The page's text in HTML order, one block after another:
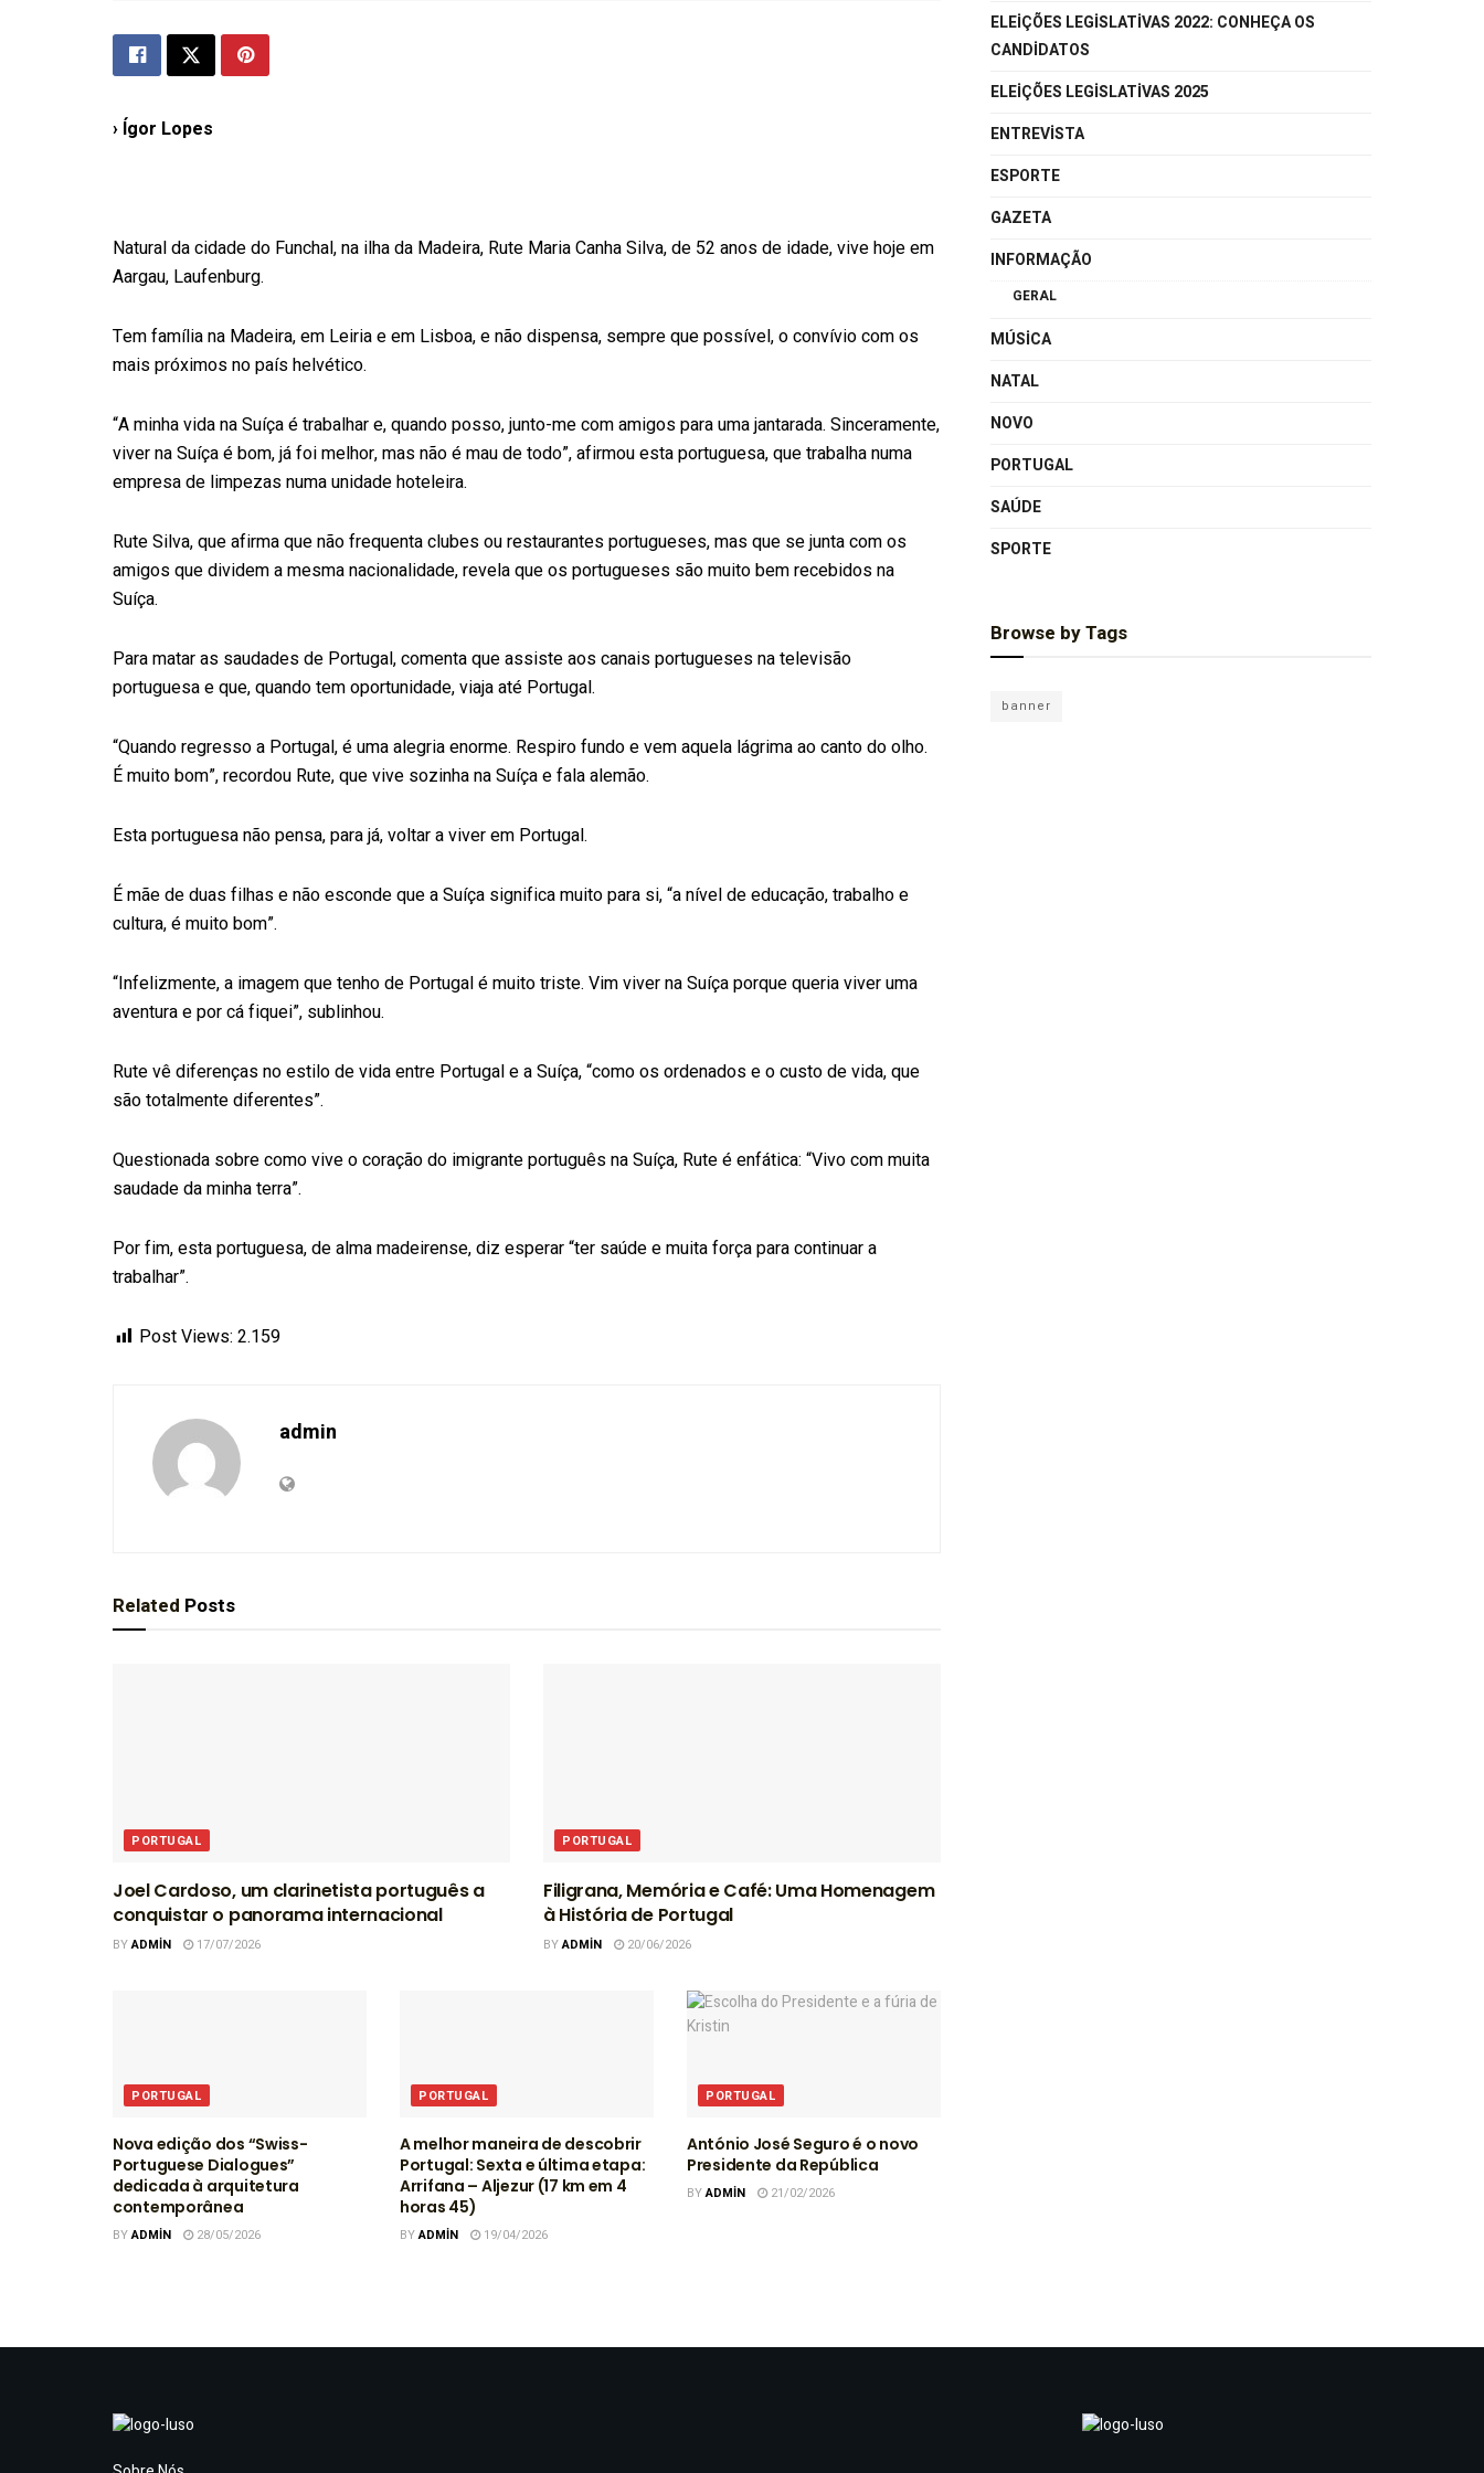
› Ígor Lopes
Natural da cidade do Funchal, na ilha da Madeira, Rute Maria Canha Silva, de 52 anos de idade, vive hoje em
Aargau, Laufenburg.
Tem família na Madeira, em Leiria e em Lisboa, e não dispensa, sempre que possível, o convívio com os
mais próximos no país helvético.
“A minha vida na Suíça é trabalhar e, quando posso, junto-me com amigos para uma jantarada. Sinceramente,
viver na Suíça é bom, já foi melhor, mas não é mau de todo”, afirmou esta portuguesa, que trabalha numa
empresa de limpezas numa unidade hoteleira.
Rute Silva, que afirma que não frequenta clubes ou restaurantes portugueses, mas que se junta com os
amigos que dividem a mesma nacionalidade, revela que os portugueses são muito bem recebidos na
Suíça.
Para matar as saudades de Portugal, comenta que assiste aos canais portugueses na televisão
portuguesa e que, quando tem oportunidade, viaja até Portugal.
“Quando regresso a Portugal, é uma alegria enorme. Respiro fundo e vem aquela lágrima ao canto do olho.
É muito bom”, recordou Rute, que vive sozinha na Suíça e fala alemão.
Esta portuguesa não pensa, para já, voltar a viver em Portugal.
É mãe de duas filhas e não esconde que a Suíça significa muito para si, “a nível de educação, trabalho e
cultura, é muito bom”.
“Infelizmente, a imagem que tenho de Portugal é muito triste. Vim viver na Suíça porque queria viver uma
aventura e por cá fiquei”, sublinhou.
Rute vê diferenças no estilo de vida entre Portugal e a Suíça, “como os ordenados e o custo de vida, que
são totalmente diferentes”.
Questionada sobre como vive o coração do imigrante português na Suíça, Rute é enfática: “Vivo com muita
saudade da minha terra”.
Por fim, esta portuguesa, de alma madeirense, diz esperar “ter saúde e muita força para continuar a
trabalhar”.
Post Views: 2.159
admin
Related Posts
PORTUGAL
Joel Cardoso, um clarinetista português a
conquistar o panorama internacional
BYADMIN 17/07/2026
PORTUGAL
Filigrana, Memória e Café: Uma Homenagem
à História de Portugal
BYADMIN 20/06/2026
PORTUGAL
Nova edição dos “Swiss-
Portuguese Dialogues”
dedicada à arquitetura
contemporânea
BYADMIN 28/05/2026
PORTUGAL
A melhor maneira de descobrir
Portugal: Sexta e última etapa:
Arrifana – Aljezur (17 km em 4
horas 45)
BYADMIN 19/04/2026
PORTUGAL
António José Seguro é o novo
Presidente da República
BYADMIN 21/02/2026
ELEIÇÕES LEGISLATIVAS 2022: CONHEÇA OS
CANDIDATOS
ELEIÇÕES LEGISLATIVAS 2025
ENTREVISTA
ESPORTE
GAZETA
INFORMAÇÃO
GERAL
MÚSICA
NATAL
NOVO
PORTUGAL
SAÚDE
SPORTE
Browse by Tags
banner